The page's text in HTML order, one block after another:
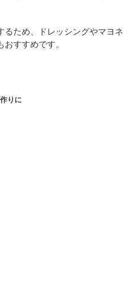
るため、ドレッシングやマヨネ
すすめです。
りに